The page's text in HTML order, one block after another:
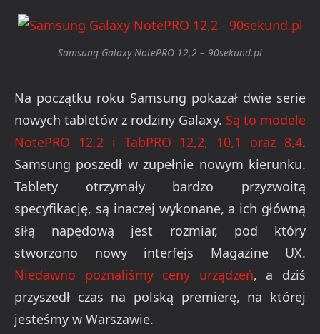
Samsung Galaxy NotePRO 12,2 – 90sekund.pl
Na początku roku Samsung pokazał dwie serie
nowych tabletów z rodziny Galaxy. Są to modele
NotePRO 12,2 i TabPRO 12,2, 10,1 oraz 8,4.
Samsung poszedł w zupełnie nowym kierunku.
Tablety otrzymały bardzo przyzwoitą
specyfikację, są inaczej wykonane, a ich główną
siłą napędową jest rozmiar, pod który
stworzono nowy interfejs Magazine UX.
Niedawno poznaliśmy ceny urządzeń, a dziś
przyszedł czas na polską premierę, na której
jesteśmy w Warszawie.